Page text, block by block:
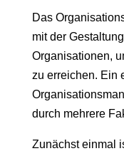
Das
mit der
Organisationen,
zu erreichen. Ein
durch mehrere
Zunächst einmal